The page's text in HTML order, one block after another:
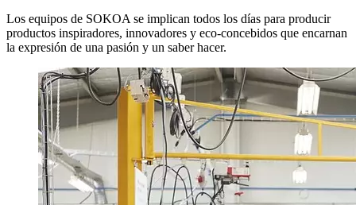
Los equipos de SOKOA se implican todos los días para producir
productos inspiradores, innovadores y eco-concebidos que encarnan
la expresión de una pasión y un saber hacer.